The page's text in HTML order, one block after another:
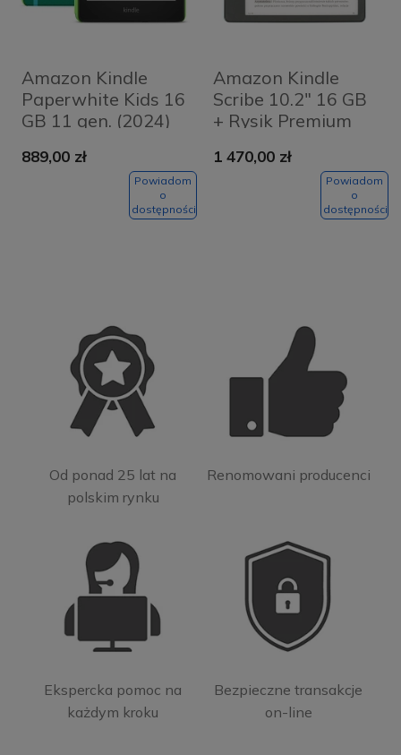
Amazon Kindle
Paperwhite Kids 16
GB 11 gen. (2024)
Zielony - Green
889,00 zł
Powiadom
o
dostępności
Amazon Kindle
Scribe 10.2" 16 GB
+ Rysik Premium
1 470,00 zł
Powiadom
o
dostępności
Od ponad 25 lat na
polskim rynku
Renomowani producenci
Ekspercka pomoc na
każdym kroku
Bezpieczne transakcje
on-line